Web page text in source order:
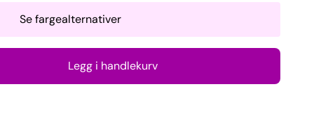
Se fargealternativer